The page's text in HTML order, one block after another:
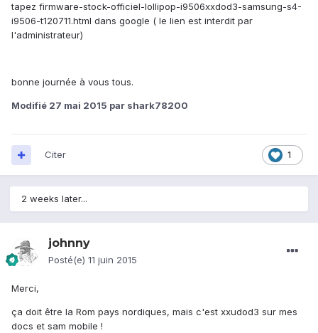
tapez firmware-stock-officiel-lollipop-i9506xxdod3-samsung-s4-
i9506-t120711.html dans google ( le lien est interdit par
l'administrateur)
bonne journée à vous tous.
Modifié 27 mai 2015 par shark78200
1
Citer
2 weeks later...
johnny
Posté(e) 11 juin 2015
Merci,
ça doit être la Rom pays nordiques, mais c'est xxudod3 sur mes
docs et sam mobile !